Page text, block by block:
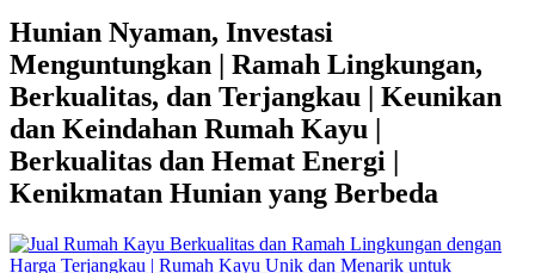
Hunian Nyaman, Investasi
Menguntungkan | Ramah Lingkungan,
Berkualitas, dan Terjangkau | Keunikan
dan Keindahan Rumah Kayu |
Berkualitas dan Hemat Energi |
Kenikmatan Hunian yang Berbeda